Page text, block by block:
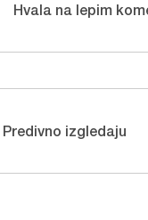
Hvala na lepim
Predivno izgledaju